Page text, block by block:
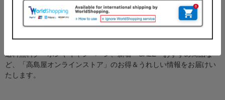
メールマガジン
送料無料クーポンやキャンペーン、新着・SALE・おすすめ商品な
ど、「高島屋オンラインストア」のお得＆うれしい情報をお届けい
たします。